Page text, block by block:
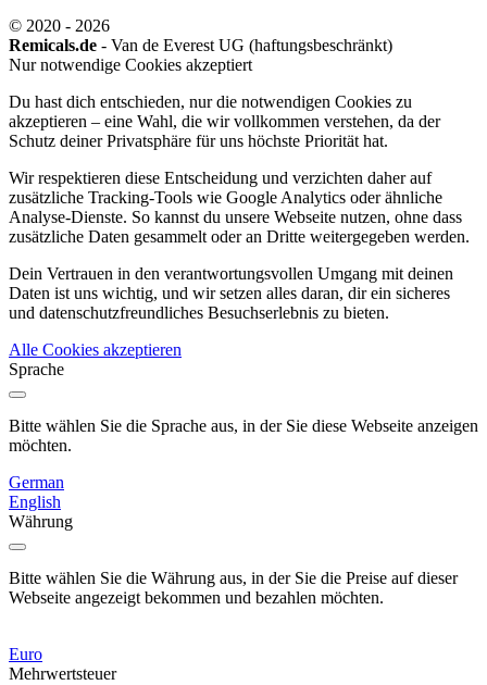
© 2020 - 2026
Remicals.de - Van de Everest UG (haftungsbeschränkt)
Nur notwendige Cookies akzeptiert
Du hast dich entschieden, nur die notwendigen Cookies zu
akzeptieren – eine Wahl, die wir vollkommen verstehen, da der
Schutz deiner Privatsphäre für uns höchste Priorität hat.
Wir respektieren diese Entscheidung und verzichten daher auf
zusätzliche Tracking-Tools wie Google Analytics oder ähnliche
Analyse-Dienste. So kannst du unsere Webseite nutzen, ohne dass
zusätzliche Daten gesammelt oder an Dritte weitergegeben werden.
Dein Vertrauen in den verantwortungsvollen Umgang mit deinen
Daten ist uns wichtig, und wir setzen alles daran, dir ein sicheres
und datenschutzfreundliches Besuchserlebnis zu bieten.
Alle Cookies akzeptieren
Sprache
Bitte wählen Sie die Sprache aus, in der Sie diese Webseite anzeigen
möchten.
German
English
Währung
Bitte wählen Sie die Währung aus, in der Sie die Preise auf dieser
Webseite angezeigt bekommen und bezahlen möchten.
Euro
Mehrwertsteuer